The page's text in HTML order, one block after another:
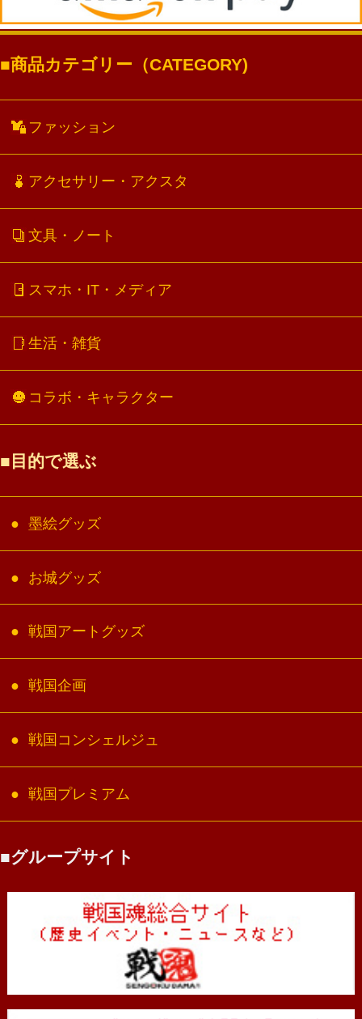
商品カテゴリー（CATEGORY)
ファッション
アクセサリー・アクスタ
文具・ノート
スマホ・IT・メディア
生活・雑貨
コラボ・キャラクター
目的で選ぶ
墨絵グッズ
お城グッズ
戦国アートグッズ
戦国企画
戦国コンシェルジュ
戦国プレミアム
グループサイト